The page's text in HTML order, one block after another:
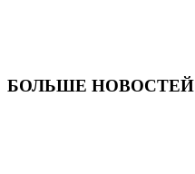
БОЛЬШЕ НОВОСТЕЙ